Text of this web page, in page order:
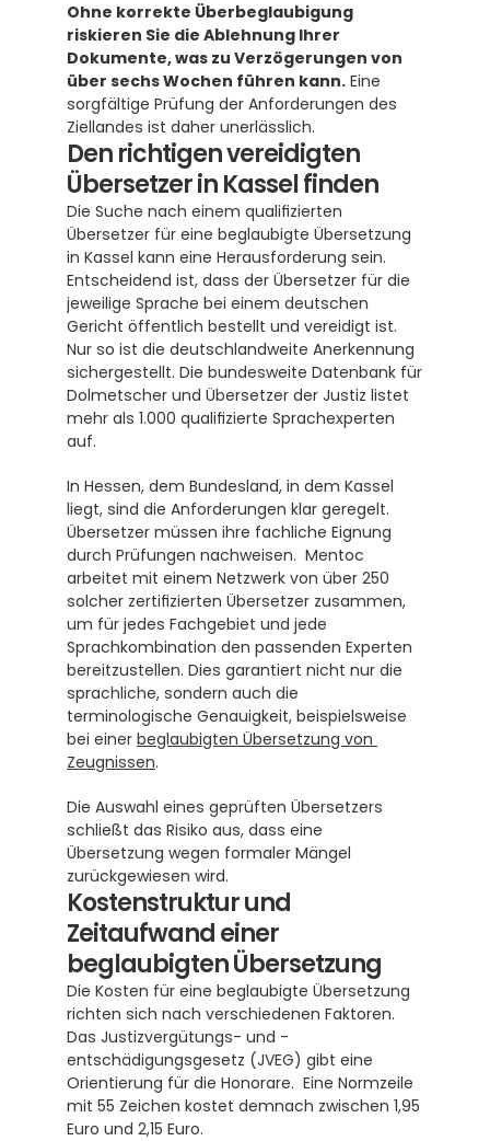
Ohne korrekte Überbeglaubigung
riskieren Sie die Ablehnung Ihrer
Dokumente, was zu Verzögerungen von
über sechs Wochen führen kann. Eine
sorgfältige Prüfung der Anforderungen des
Ziellandes ist daher unerlässlich.
Den richtigen vereidigten
Übersetzer in Kassel finden
Die Suche nach einem qualifizierten
Übersetzer für eine beglaubigte Übersetzung
in Kassel kann eine Herausforderung sein.
Entscheidend ist, dass der Übersetzer für die
jeweilige Sprache bei einem deutschen
Gericht öffentlich bestellt und vereidigt ist.
Nur so ist die deutschlandweite Anerkennung
sichergestellt. Die bundesweite Datenbank für
Dolmetscher und Übersetzer der Justiz listet
mehr als 1.000 qualifizierte Sprachexperten
auf.
In Hessen, dem Bundesland, in dem Kassel
liegt, sind die Anforderungen klar geregelt.
Übersetzer müssen ihre fachliche Eignung
durch Prüfungen nachweisen.  Mentoc
arbeitet mit einem Netzwerk von über 250
solcher zertifizierten Übersetzer zusammen,
um für jedes Fachgebiet und jede
Sprachkombination den passenden Experten
bereitzustellen. Dies garantiert nicht nur die
sprachliche, sondern auch die
terminologische Genauigkeit, beispielsweise
bei einer beglaubigten Übersetzung von
Zeugnissen.
Die Auswahl eines geprüften Übersetzers
schließt das Risiko aus, dass eine
Übersetzung wegen formaler Mängel
zurückgewiesen wird.
Kostenstruktur und
Zeitaufwand einer
beglaubigten Übersetzung
Die Kosten für eine beglaubigte Übersetzung
richten sich nach verschiedenen Faktoren.
Das Justizvergütungs- und -
entschädigungsgesetz (JVEG) gibt eine
Orientierung für die Honorare.  Eine Normzeile
mit 55 Zeichen kostet demnach zwischen 1,95
Euro und 2,15 Euro.